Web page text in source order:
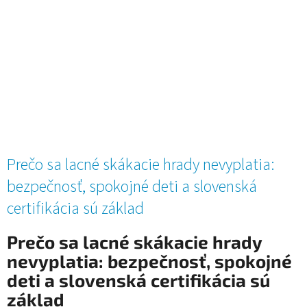
Prečo sa lacné skákacie hrady nevyplatia:
bezpečnosť, spokojné deti a slovenská
certifikácia sú základ
Prečo sa lacné skákacie hrady
nevyplatia: bezpečnosť, spokojné
deti a slovenská certifikácia sú
základ